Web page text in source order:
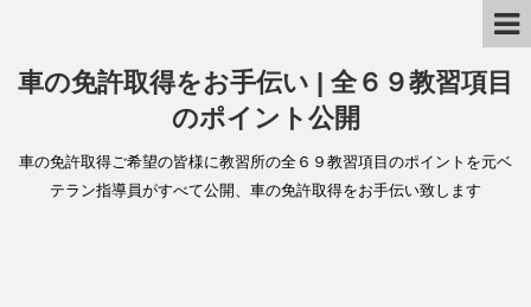
車の免許取得をお手伝い | 全６９教習項目
のポイント公開
車の免許取得ご希望の皆様に教習所の全６９教習項目のポイントを元ベ
テラン指導員がすべて公開、車の免許取得をお手伝い致します